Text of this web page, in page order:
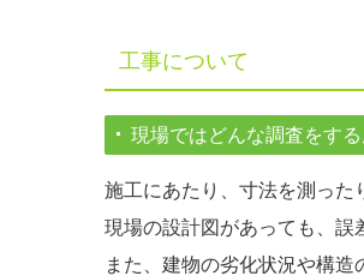
工事について
現場ではどんな調査をする
施工にあたり、寸法を測った
現場の設計図があっても、誤
また、建物の劣化状況や構